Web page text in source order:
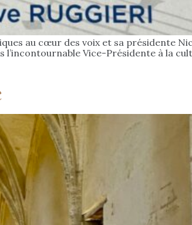
au cœur des voix et sa présidente
l’incontournable Vice-Présidente à la